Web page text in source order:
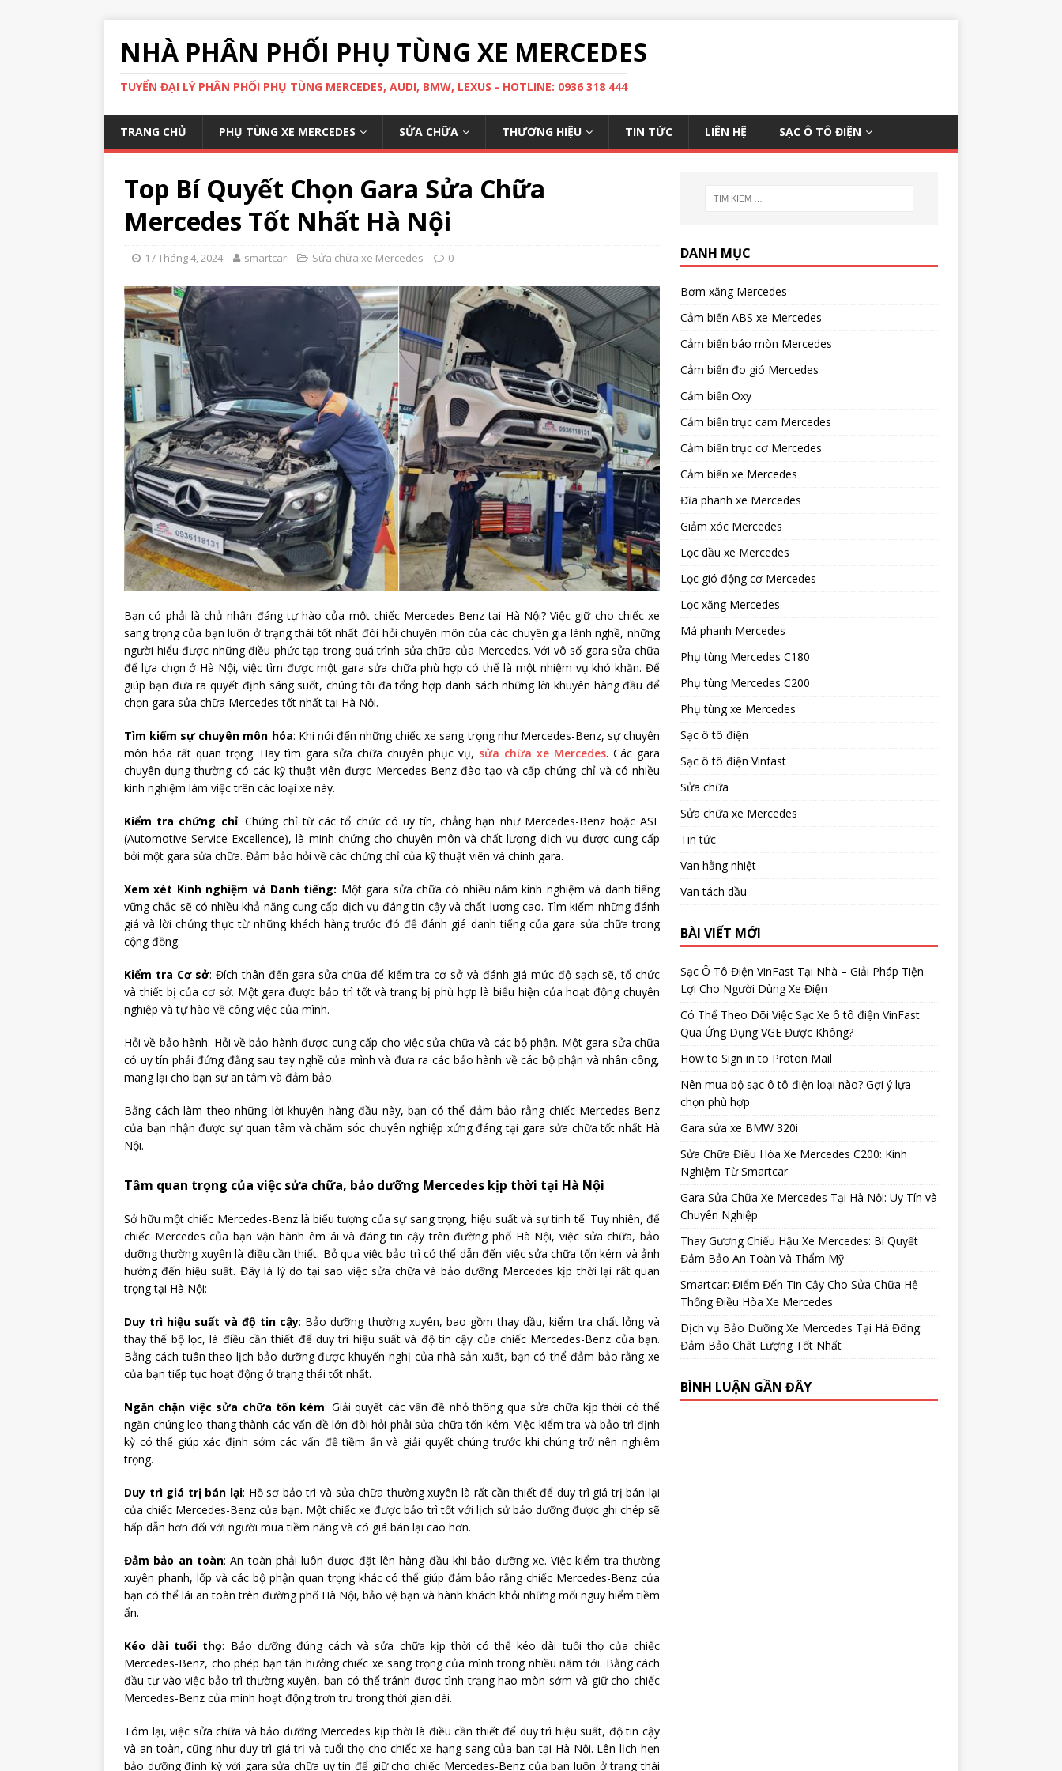
NHÀ PHÂN PHỐI PHỤ TÙNG XE MERCEDES
TUYỂN ĐẠI LÝ PHÂN PHỐI PHỤ TÙNG MERCEDES, AUDI, BMW, LEXUS - HOTLINE: 0936 318 444
TRANG CHỦ PHỤ TÙNG XE MERCEDES SỬA CHỮA THƯƠNG HIỆU TIN TỨC LIÊN HỆ SẠC Ô TÔ ĐIỆN
Top Bí Quyết Chọn Gara Sửa Chữa
Mercedes Tốt Nhất Hà Nội
17 Tháng 4, 2024 smartcar Sửa chữa xe Mercedes 0
Bạn có phải là chủ nhân đáng tự hào của một chiếc Mercedes-Benz tại Hà Nội? Việc giữ cho chiếc xe
sang trọng của bạn luôn ở trạng thái tốt nhất đòi hỏi chuyên môn của các chuyên gia lành nghề, những
người hiểu được những điều phức tạp trong quá trình sửa chữa của Mercedes. Với vô số gara sửa chữa
để lựa chọn ở Hà Nội, việc tìm được một gara sửa chữa phù hợp có thể là một nhiệm vụ khó khăn. Để
giúp bạn đưa ra quyết định sáng suốt, chúng tôi đã tổng hợp danh sách những lời khuyên hàng đầu để
chọn gara sửa chữa Mercedes tốt nhất tại Hà Nội.
Tìm kiếm sự chuyên môn hóa: Khi nói đến những chiếc xe sang trọng như Mercedes-Benz, sự chuyên
môn hóa rất quan trọng. Hãy tìm gara sửa chữa chuyên phục vụ, sửa chữa xe Mercedes. Các gara
chuyên dụng thường có các kỹ thuật viên được Mercedes-Benz đào tạo và cấp chứng chỉ và có nhiều
kinh nghiệm làm việc trên các loại xe này.
Kiểm tra chứng chỉ: Chứng chỉ từ các tổ chức có uy tín, chẳng hạn như Mercedes-Benz hoặc ASE
(Automotive Service Excellence), là minh chứng cho chuyên môn và chất lượng dịch vụ được cung cấp
bởi một gara sửa chữa. Đảm bảo hỏi về các chứng chỉ của kỹ thuật viên và chính gara.
Xem xét Kinh nghiệm và Danh tiếng: Một gara sửa chữa có nhiều năm kinh nghiệm và danh tiếng
vững chắc sẽ có nhiều khả năng cung cấp dịch vụ đáng tin cậy và chất lượng cao. Tìm kiếm những đánh
giá và lời chứng thực từ những khách hàng trước đó để đánh giá danh tiếng của gara sửa chữa trong
cộng đồng.
Kiểm tra Cơ sở: Đích thân đến gara sửa chữa để kiểm tra cơ sở và đánh giá mức độ sạch sẽ, tổ chức
và thiết bị của cơ sở. Một gara được bảo trì tốt và trang bị phù hợp là biểu hiện của hoạt động chuyên
nghiệp và tự hào về công việc của mình.
Hỏi về bảo hành: Hỏi về bảo hành được cung cấp cho việc sửa chữa và các bộ phận. Một gara sửa chữa
có uy tín phải đứng đằng sau tay nghề của mình và đưa ra các bảo hành về các bộ phận và nhân công,
mang lại cho bạn sự an tâm và đảm bảo.
Bằng cách làm theo những lời khuyên hàng đầu này, bạn có thể đảm bảo rằng chiếc Mercedes-Benz
của bạn nhận được sự quan tâm và chăm sóc chuyên nghiệp xứng đáng tại gara sửa chữa tốt nhất Hà
Nội.
Tầm quan trọng của việc sửa chữa, bảo dưỡng Mercedes kịp thời tại Hà Nội
Sở hữu một chiếc Mercedes-Benz là biểu tượng của sự sang trọng, hiệu suất và sự tinh tế. Tuy nhiên, để
chiếc Mercedes của bạn vận hành êm ái và đáng tin cậy trên đường phố Hà Nội, việc sửa chữa, bảo
dưỡng thường xuyên là điều cần thiết. Bỏ qua việc bảo trì có thể dẫn đến việc sửa chữa tốn kém và ảnh
hưởng đến hiệu suất. Đây là lý do tại sao việc sửa chữa và bảo dưỡng Mercedes kịp thời lại rất quan
trọng tại Hà Nội:
Duy trì hiệu suất và độ tin cậy: Bảo dưỡng thường xuyên, bao gồm thay dầu, kiểm tra chất lỏng và
thay thế bộ lọc, là điều cần thiết để duy trì hiệu suất và độ tin cậy của chiếc Mercedes-Benz của bạn.
Bằng cách tuân theo lịch bảo dưỡng được khuyến nghị của nhà sản xuất, bạn có thể đảm bảo rằng xe
của bạn tiếp tục hoạt động ở trạng thái tốt nhất.
Ngăn chặn việc sửa chữa tốn kém: Giải quyết các vấn đề nhỏ thông qua sửa chữa kịp thời có thể
ngăn chúng leo thang thành các vấn đề lớn đòi hỏi phải sửa chữa tốn kém. Việc kiểm tra và bảo trì định
kỳ có thể giúp xác định sớm các vấn đề tiềm ẩn và giải quyết chúng trước khi chúng trở nên nghiêm
trọng.
Duy trì giá trị bán lại: Hồ sơ bảo trì và sửa chữa thường xuyên là rất cần thiết để duy trì giá trị bán lại
của chiếc Mercedes-Benz của bạn. Một chiếc xe được bảo trì tốt với lịch sử bảo dưỡng được ghi chép sẽ
hấp dẫn hơn đối với người mua tiềm năng và có giá bán lại cao hơn.
Đảm bảo an toàn: An toàn phải luôn được đặt lên hàng đầu khi bảo dưỡng xe. Việc kiểm tra thường
xuyên phanh, lốp và các bộ phận quan trọng khác có thể giúp đảm bảo rằng chiếc Mercedes-Benz của
bạn có thể lái an toàn trên đường phố Hà Nội, bảo vệ bạn và hành khách khỏi những mối nguy hiểm tiềm
ẩn.
Kéo dài tuổi thọ: Bảo dưỡng đúng cách và sửa chữa kịp thời có thể kéo dài tuổi thọ của chiếc
Mercedes-Benz, cho phép bạn tận hưởng chiếc xe sang trọng của mình trong nhiều năm tới. Bằng cách
đầu tư vào việc bảo trì thường xuyên, bạn có thể tránh được tình trạng hao mòn sớm và giữ cho chiếc
Mercedes-Benz của mình hoạt động trơn tru trong thời gian dài.
Tóm lại, việc sửa chữa và bảo dưỡng Mercedes kịp thời là điều cần thiết để duy trì hiệu suất, độ tin cậy
và an toàn, cũng như duy trì giá trị và tuổi thọ cho chiếc xe hạng sang của bạn tại Hà Nội. Lên lịch hẹn
bảo dưỡng định kỳ với gara sửa chữa uy tín để giữ cho chiếc Mercedes-Benz của bạn luôn ở trạng thái
DANH MỤC
Bơm xăng Mercedes
Cảm biến ABS xe Mercedes
Cảm biến báo mòn Mercedes
Cảm biến đo gió Mercedes
Cảm biến Oxy
Cảm biến trục cam Mercedes
Cảm biến trục cơ Mercedes
Cảm biến xe Mercedes
Đĩa phanh xe Mercedes
Giảm xóc Mercedes
Lọc dầu xe Mercedes
Lọc gió động cơ Mercedes
Lọc xăng Mercedes
Má phanh Mercedes
Phụ tùng Mercedes C180
Phụ tùng Mercedes C200
Phụ tùng xe Mercedes
Sạc ô tô điện
Sạc ô tô điện Vinfast
Sửa chữa
Sửa chữa xe Mercedes
Tin tức
Van hằng nhiệt
Van tách dầu
BÀI VIẾT MỚI
Sạc Ô Tô Điện VinFast Tại Nhà – Giải Pháp Tiện
Lợi Cho Người Dùng Xe Điện
Có Thể Theo Dõi Việc Sạc Xe ô tô điện VinFast
Qua Ứng Dụng VGE Được Không?
How to Sign in to Proton Mail
Nên mua bộ sạc ô tô điện loại nào? Gợi ý lựa
chọn phù hợp
Gara sửa xe BMW 320i
Sửa Chữa Điều Hòa Xe Mercedes C200: Kinh
Nghiệm Từ Smartcar
Gara Sửa Chữa Xe Mercedes Tại Hà Nội: Uy Tín và
Chuyên Nghiệp
Thay Gương Chiếu Hậu Xe Mercedes: Bí Quyết
Đảm Bảo An Toàn Và Thẩm Mỹ
Smartcar: Điểm Đến Tin Cậy Cho Sửa Chữa Hệ
Thống Điều Hòa Xe Mercedes
Dịch vụ Bảo Dưỡng Xe Mercedes Tại Hà Đông:
Đảm Bảo Chất Lượng Tốt Nhất
BÌNH LUẬN GẦN ĐÂY